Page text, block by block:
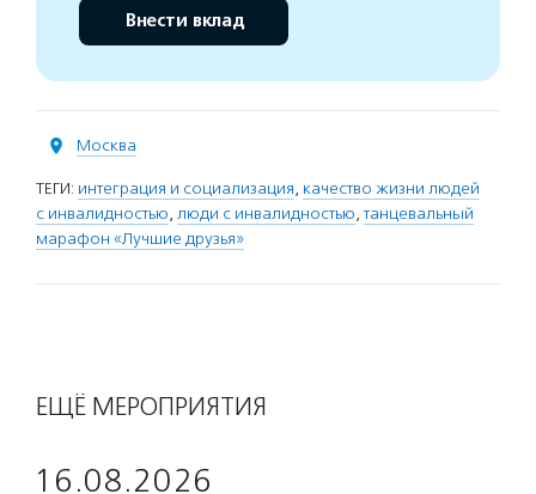
Внести вклад
Москва
ТЕГИ: интеграция и социализация, качество жизни людей
с инвалидностью, люди с инвалидностью,танцевальный
марафон «Лучшие друзья»
ЕЩЁ МЕРОПРИЯТИЯ
16.08.2026